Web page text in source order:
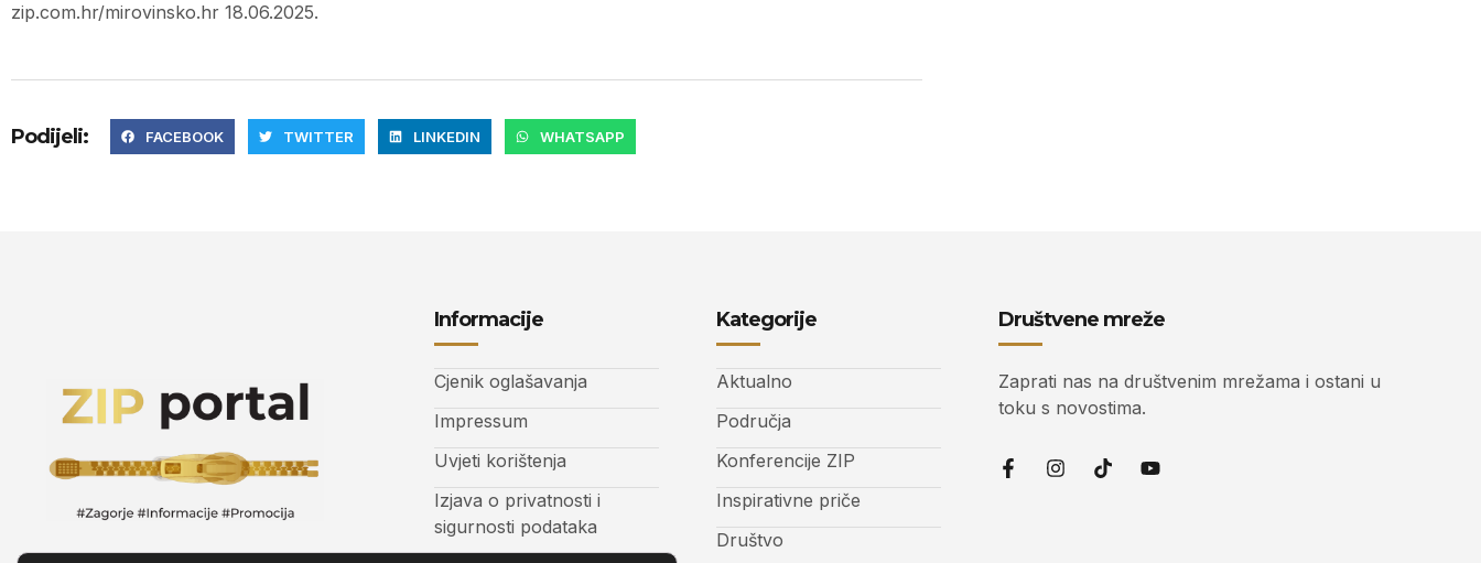
zip.com.hr/mirovinsko.hr 18.06.2025.
Podijeli: FACEBOOK TWITTER LINKEDIN WHATSAPP
Informacije
Cjenik oglašavanja
Impressum
Uvjeti korištenja
Izjava o privatnosti i
sigurnosti podataka
Kategorije
Aktualno
Područja
Konferencije ZIP
Inspirativne priče
Društvo
Društvene mreže
Zaprati nas na društvenim mrežama i ostani u
toku s novostima.